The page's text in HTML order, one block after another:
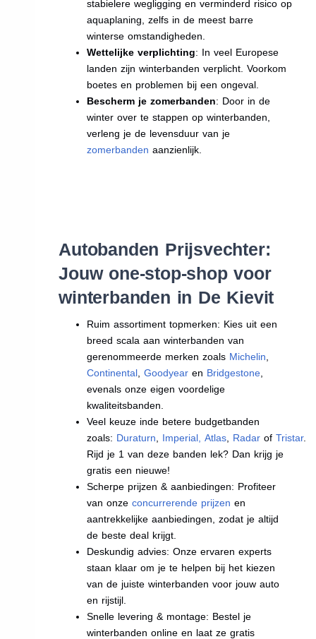
stabielere wegligging en verminderd risico op
aquaplaning, zelfs in de meest barre
winterse omstandigheden.
Wettelijke verplichting: In veel Europese
landen zijn winterbanden verplicht. Voorkom
boetes en problemen bij een ongeval.
Bescherm je zomerbanden: Door in de
winter over te stappen op winterbanden,
verleng je de levensduur van je
zomerbanden aanzienlijk.
Autobanden Prijsvechter:
Jouw one-stop-shop voor
winterbanden in De Kievit
Ruim assortiment topmerken: Kies uit een
breed scala aan winterbanden van
gerenommeerde merken zoals Michelin
Continental ,Goodyear en Bridgestone
evenals onze eigen voordelige
kwaliteitsbanden.
Veel keuze inde betere budgetbanden
zoals: Duraturn Imperial Atlas Radar ofTristar.
Rijd je 1 van deze banden lek? Dan krijg je
gratis een nieuwe!
Scherpe prijzen & aanbiedingen: Profiteer
van onzeconcurrerende prijzen en
aantrekkelijke aanbiedingen, zodat je altijd
de beste deal krijgt.
Deskundig advies: Onze ervaren experts
staan klaar om je te helpen bij het kiezen
van de juiste winterbanden voor jouw auto
en rijstijl.
Snelle levering & montage: Bestel je
winterbanden online en laat ze gratis